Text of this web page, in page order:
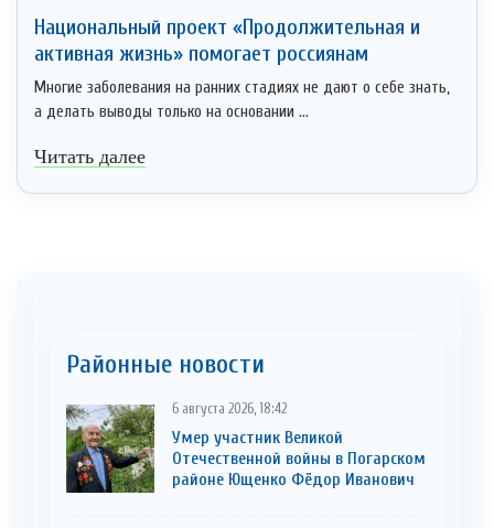
Национальный проект «Продолжительная и
активная жизнь» помогает россиянам
Многие заболевания на ранних стадиях не дают о себе знать,
а делать выводы только на основании ...
Читать далее
Районные новости
6 августа 2026, 18:42
Умер участник Великой
Отечественной войны в Погарском
районе Ющенко Фёдор Иванович